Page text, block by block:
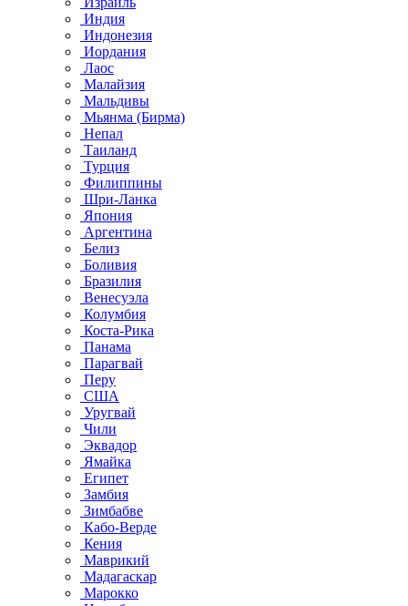
Индия
Индонезия
Иордания
Лаос
Малайзия
Мальдивы
Мьянма (Бирма)
Непал
Таиланд
Турция
Филиппины
Шри-Ланка
Япония
Аргентина
Белиз
Боливия
Бразилия
Венесуэла
Колумбия
Коста-Рика
Панама
Парагвай
Перу
США
Уругвай
Чили
Эквадор
Ямайка
Египет
Замбия
Зимбабве
Кабо-Верде
Кения
Маврикий
Мадагаскар
Марокко